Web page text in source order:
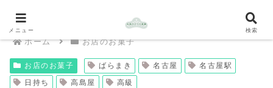
ホーム お店のお菓子
お店のお菓子 ばらまき 名古屋
名古屋駅
日持ち
高島屋 高級
メニュー 検索